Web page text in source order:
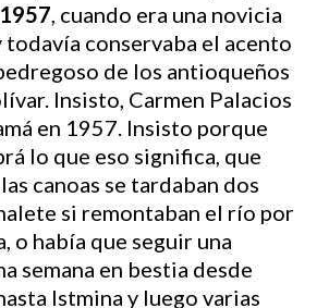
, cuando era una novicia
conservaba el acento
de los antioqueños
Insisto, Carmen Palacios
en 1957. Insisto porque
lo que eso significa, que
canoas se tardaban dos
si remontaban el río por
o había que seguir una
semana en bestia desde
Istmina y luego varias